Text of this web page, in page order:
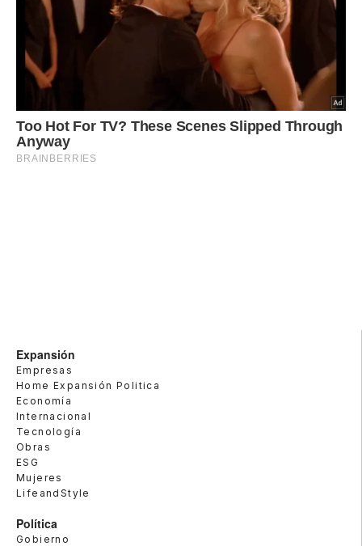
Expansión
Empresas
Home Expansión Politica
Economía
Internacional
Tecnología
Obras
ESG
Mujeres
LifeandStyle
Política
Gobierno